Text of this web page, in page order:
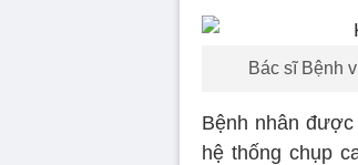
Bác sĩ Bệnh
Bệnh nhân
hệ thống chụp